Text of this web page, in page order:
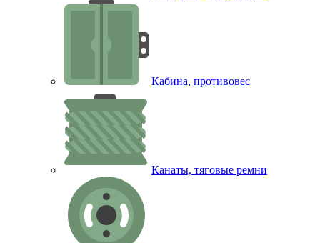
Кабина, противовес
Канаты, тяговые ремни